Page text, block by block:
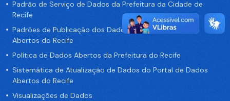
Padrão de Serviço de Dados da Prefeitura da Cidade de
Recife
Padrões de Publicação dos Dados no Portal de Dados
Abertos do Recife
Política de Dados Abertos da Prefeitura do Recife
Sistemática de Atualização de Dados do Portal de Dados
Abertos do Recife
Visualizações de Dados